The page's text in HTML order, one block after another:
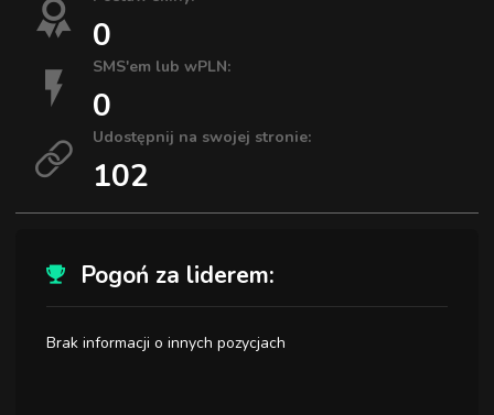
0
SMS'em lub wPLN:
0
Udostępnij na swojej stronie:
102
Pogoń za liderem:
Brak informacji o innych pozycjach